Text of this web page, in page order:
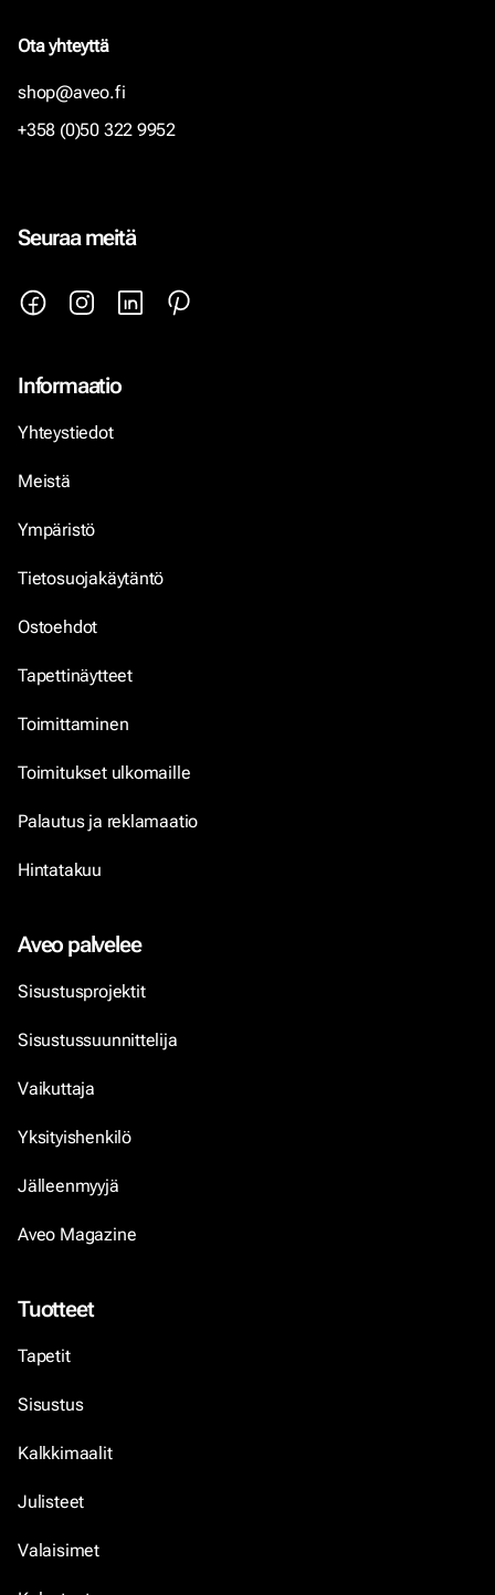
Ota yhteyttä
shop@aveo.fi
+358 (0)50 322 9952
Seuraa meitä
Informaatio
Yhteystiedot
Meistä
Ympäristö
Tietosuojakäytäntö
Ostoehdot
Tapettinäytteet
Toimittaminen
Toimitukset ulkomaille
Palautus ja reklamaatio
Hintatakuu
Aveo palvelee
Sisustusprojektit
Sisustussuunnittelija
Vaikuttaja
Yksityishenkilö
Jälleenmyyjä
Aveo Magazine
Tuotteet
Tapetit
Sisustus
Kalkkimaalit
Julisteet
Valaisimet